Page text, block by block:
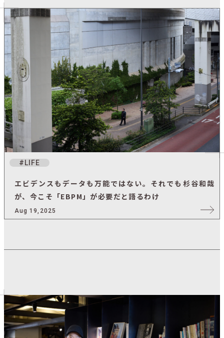
LIFE
エビデンスもデータも万能ではない。それでも杉谷和哉
が、今こそ「EBPM」が必要だと語るわけ
Aug 19,2025